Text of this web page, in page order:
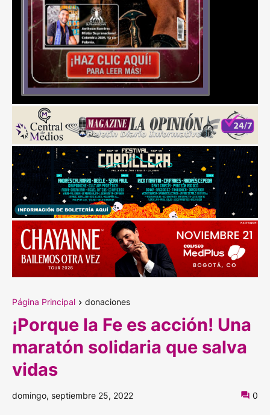
Página Principal donaciones
¡Porque la Fe es acción! Una
maratón solidaria que salva
vidas
domingo, septiembre 25, 2022 0